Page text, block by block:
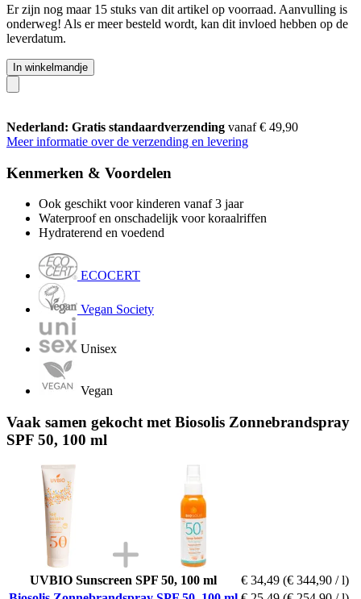
Er zijn nog maar 15 stuks van dit artikel op voorraad. Aanvulling is
onderweg! Als er meer besteld wordt, kan dit invloed hebben op de
leverdatum.
In winkelmandje
Nederland: Gratis standaardverzending vanaf € 49,90
Meer informatie over de verzending en levering
Kenmerken & Voordelen
Ook geschikt voor kinderen vanaf 3 jaar
Waterproof en onschadelijk voor koraalriffen
Hydraterend en voedend
ECOCERT
Vegan Society
Unisex
Vegan
Vaak samen gekocht met Biosolis Zonnebrandspray
SPF 50, 100 ml
UVBIO Sunscreen SPF 50, 100 ml € 34,49 (€ 344,90 / l)